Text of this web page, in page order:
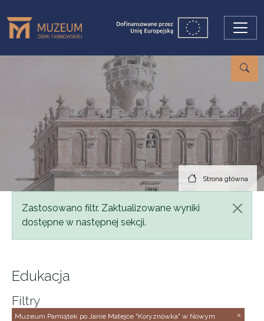
Strona główna
Komunikat
Zastosowano filtr. Zaktualizowane wyniki
dostępne w następnej sekcji.
Edukacja
Filtry
Muzeum Pamiątek po Janie Matejce "Koryznówka" w Nowym